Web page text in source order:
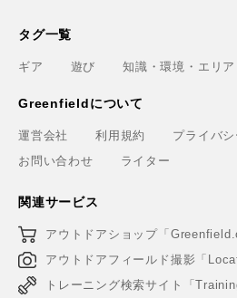
タグ一覧
ギア 遊び 知識・環境・エリア
Greenfieldについて
運営会社 利用規約
プライバ
お問い合わせ
ライター
関連サービス
アウトドアショップ「
アウトドアフィールド撮影「
トレーニング検索サイト「